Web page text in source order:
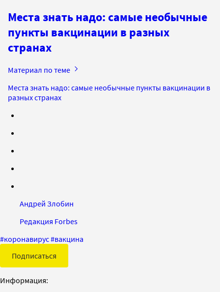
Места знать надо: самые необычные
пункты вакцинации в разных
странах
Материал по теме
Места знать надо: самые необычные пункты вакцинации в
разных странах
Андрей Злобин
Редакция Forbes
#коронавирус#вакцина
Подписаться
Информация: